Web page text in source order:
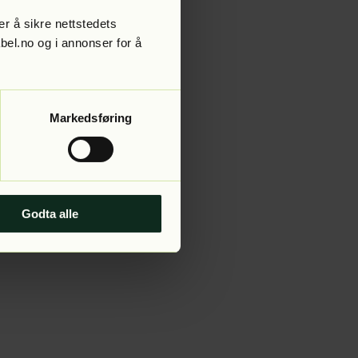
å sikre nettstedets
og i annonser for å
Markedsføring
Godta alle